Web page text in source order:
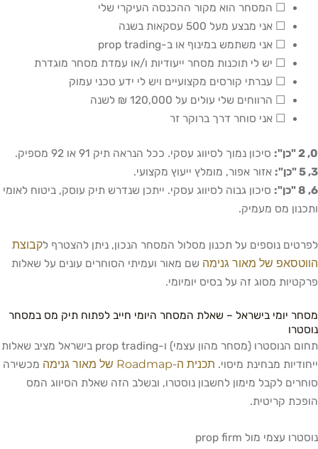
☐ המסחר הוא מקור ההכנסה העיקרי שלי
☐ אני מבצע מעל 500 עסקאות בשנה
☐ אני משתמש במינוף או ב-prop trading
☐ יש לי תוכנות מסחר ייעודיות ו/או עמדת מסחר מוגדרת
☐ עברתי קורסים מקצועיים ויש לי ידע טכני עמוק
☐ הרווחים שלי עולים על 120,000 ₪ לשנה
☐ אני סוחר דרך ברוקר זר
0, 2 "כן":
סיכון נמוך לסיווג עסקי. ככל הנראה תיק 91 או 92 מספיק.
3, 5 "כן":
אזור אפור, מומלץ ייעוץ מקצועי.
6, 8 "כן":
סיכון גבוה לסיווג עסקי. ייתכן שנדרש תיק עוסק, ביטוח לאומי
ותכנון מס מעמיק.
לפרטים נוספים על תכנון מסלול המסחר הנכון, ניתן להצטרף לקבוצת
הווטסאפ של מאור גנימה שם מאור ועמיתי הסוחרים עונים על שאלות
פרקטיות מסוג זה על בסיס יומיומי.
מסחר יומי בישראל – שאלת המסחר היומי חייב לפתוח תיק מס במסחר
נוסטרו
תחום הנוסטרו (מסחר מהון עצמי) ו-prop trading בישראל מציב שאלות
ייחודיות מבחינת מיסוי. תכנית ה-Roadmap של מאור גנימה
מכשירה
סוחרים לקבל מימון לחשבון נוסטרו, ובשלב הזה שאלת הסיווג המס
הופכת קריטית.
נוסטרו עצמי מול prop firm